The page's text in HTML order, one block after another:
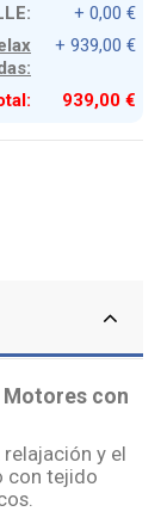
+ 0,00 €
+ 939,00 €
939,00 €
Motores con
y el
con tejido